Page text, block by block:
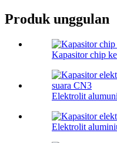
Produk unggulan
Kapasitor chip
Elektrolit
Elektrolit